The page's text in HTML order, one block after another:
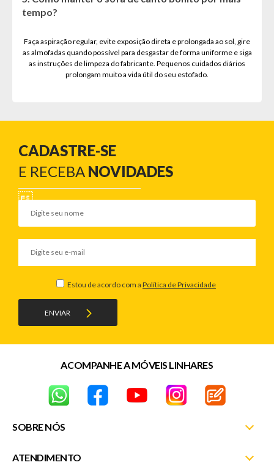
tempo?
Faça aspiração regular, evite exposição direta e prolongada ao sol, gire
as almofadas quando possível para desgastar de forma uniforme e siga
as instruções de limpeza do fabricante. Pequenos cuidados diários
prolongam muito a vida útil do seu estofado.
CADASTRE-SE
E RECEBA NOVIDADES
ENVIAR
Estou de acordo com a Política de Privacidade
SOBRE NÓS
Nossas Lojas
ATENDIMENTO
ACOMPANHE A MÓVEIS LINHARES